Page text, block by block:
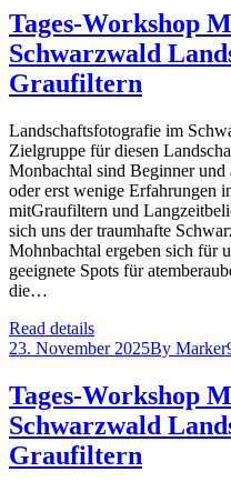
Tages-Workshop
Schwarzwald
Graufiltern
Landschaftsfotografie im
Zielgruppe für diesen
Monbachtal sind Beginner und
oder erst wenige Erfahrungen
mitGraufiltern und
sich uns der traumhafte
Mohnbachtal ergeben sich für
geeignete Spots für
die…
Read details
23. November 2025By
Tages-Workshop
Schwarzwald
Graufiltern